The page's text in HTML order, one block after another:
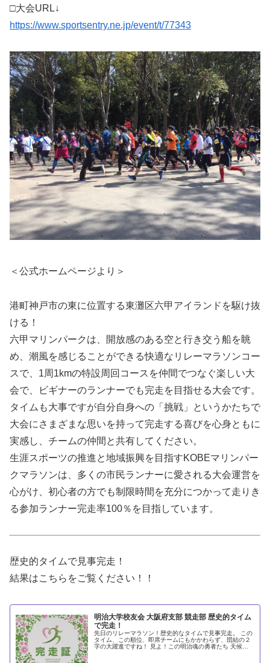
□大会URL↓
https://www.sportsentry.ne.jp/event/t/77343
＜公式ホームページより＞
港町神戸市の東に位置する東灘区六甲アイランドを駆け抜
ける！
六甲マリンパークは、開放感のある空と行き交う船を眺
め、潮風を感じることができる快適なリレーマラソンコー
スで、1周1kmの特設周回コースを仲間でつなぐ楽しい大
会で、ビギナーのランナーでも完走を目指せる大会です。
タイムも大事ですが自分自身への「挑戦」というかたちで
大会にさまざまな思いを持って完走する喜びを心身ともに
実感し、チームの仲間と共有してください。
生涯スポーツの推進と地域振興を目指すKOBEマリンパー
クマラソンは、多くの市民ランナーに愛される大会運営を
心がけ、初心者の方でも制限時間を充分につかって走りき
る参加ランナー完走率100％を目指しています。
歴史的タイムで見事完走！
結果はこちらをご覧ください！！
明治大学校友会 大阪府支部 競走部 歴史的タイム
で完走！
先日のリレーマラソン！歴史的なタイムで見事完走。 この
タイム、この順位、即席チームにもかかわらず、団結の２
字の大躍進ですね！ 見よ！この明治魂の勇者たち 天候も